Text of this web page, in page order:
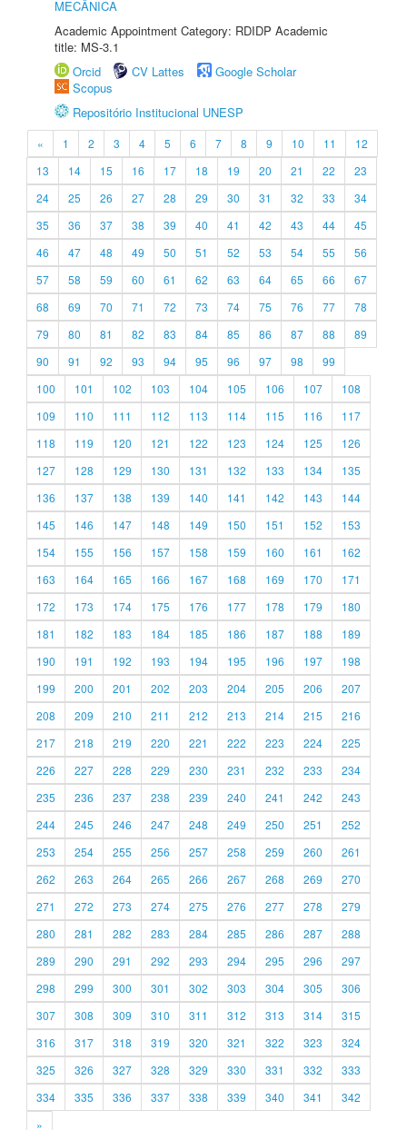
MECÂNICA
Academic Appointment Category: RDIDP Academic
title: MS-3.1
Orcid
CV Lattes
Google Scholar
Scopus
Repositório Institucional UNESP
« 1 2 3 4 5 6 7 8 9 10 11
12
13
14 15 16 17 18 19 20 21 22
23
24
25 26 27 28 29 30 31 32 33
34
35
36 37 38 39 40 41 42 43 44
45
46
47 48 49 50 51 52 53 54 55
56
57
58 59 60 61 62 63 64 65 66
67
68
69 70 71 72 73 74 75 76 77
78
79
80 81 82 83 84 85 86 87 88
89
90
91 92 93 94 95 96 97 98
99
100
101 102 103 104 105 106 107
108
109
110 111 112 113 114 115 116
117
118
119 120 121 122 123 124 125
126
127
128 129 130 131 132 133 134
135
136
137 138 139 140 141 142 143
144
145
146 147 148 149 150 151 152
153
154
155 156 157 158 159 160 161
162
163
164 165 166 167 168 169 170
171
172
173 174 175 176 177 178 179
180
181
182 183 184 185 186 187 188
189
190
191 192 193 194 195 196 197
198
199
200 201 202 203 204 205 206
207
208
209 210 211 212 213 214 215
216
217
218 219 220 221 222 223 224
225
226
227 228 229 230 231 232 233
234
235
236 237 238 239 240 241 242
243
244
245 246 247 248 249 250 251
252
253
254 255 256 257 258 259 260
261
262
263 264 265 266 267 268 269
270
271
272 273 274 275 276 277 278
279
280
281 282 283 284 285 286 287
288
289
290 291 292 293 294 295 296
297
298
299 300 301 302 303 304 305
306
307
308 309 310 311 312 313 314
315
316
317 318 319 320 321 322 323
324
325
326 327 328 329 330 331 332
333
334
335 336 337 338 339 340 341
342
»